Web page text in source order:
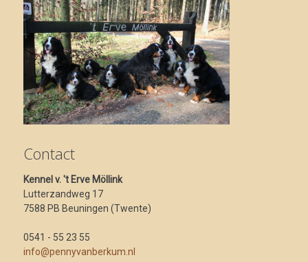
Contact
Kennel v. 't Erve Möllink
Lutterzandweg 17
7588 PB Beuningen (Twente)
0541 - 55 23 55
info@pennyvanberkum.nl